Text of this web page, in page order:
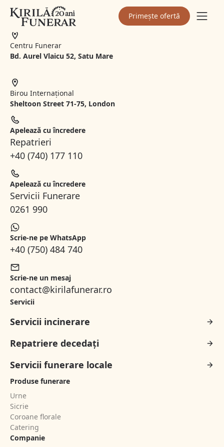
Primește ofertă
Str. Principală 75, Dorolț
Centru Funerar
Bd. Aurel Vlaicu 52, Satu Mare
Birou Internațional
Sheltoon Street 71-75, London
Apelează cu încredere
Repatrieri
+40 (740) 177 110
Apelează cu încredere
Servicii Funerare
0261 990
Scrie-ne pe WhatsApp
+40 (750) 484 740
Scrie-ne un mesaj
contact@kirilafunerar.ro
Servicii
Servicii incinerare
Repatriere decedați
Servicii funerare locale
Produse funerare
Urne
Sicrie
Coroane florale
Catering
Companie